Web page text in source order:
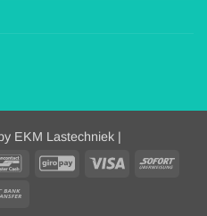
EKM Lastechniek |
BancontactGiroPay Visa